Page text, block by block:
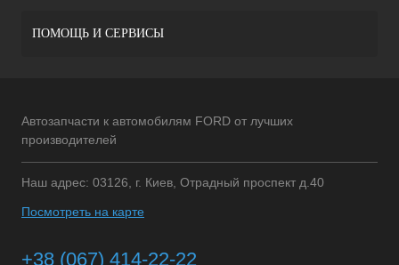
ПОМОЩЬ И СЕРВИСЫ
Автозапчасти к автомобилям FORD от лучших
производителей
Наш адрес: 03126, г. Киев, Отрадный проспект д.40
Посмотреть на карте
+38 (067) 414-22-22